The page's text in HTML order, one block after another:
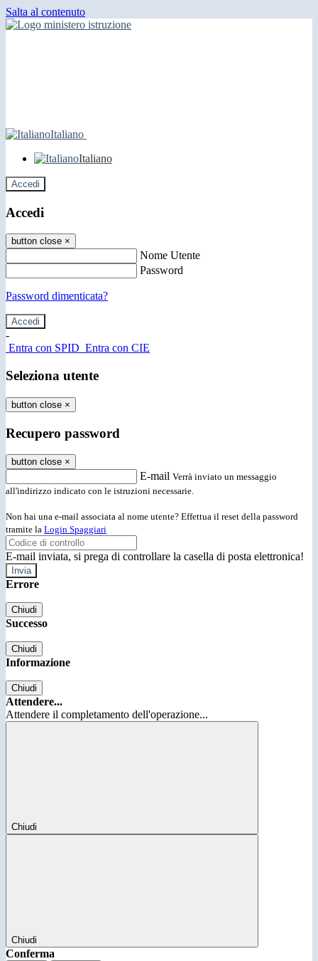
Salta al contenuto
Italiano
Italiano
Accedi
Accedi
button close ×
Nome Utente
Password
Password dimenticata?
-
Entra con SPID Entra con CIE
Seleziona utente
button close ×
Recupero password
button close ×
E-mail Verrà inviato un messaggio
all'indirizzo indicato con le istruzioni necessarie.
Non hai una e-mail associata al nome utente? Effettua il reset della password
tramite la Login Spaggiari
E-mail inviata, si prega di controllare la casella di posta elettronica!
Errore
Chiudi
Successo
Chiudi
Informazione
Chiudi
Attendere...
Attendere il completamento dell'operazione...
Chiudi
Chiudi
Conferma